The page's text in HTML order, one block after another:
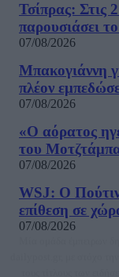
Τσίπρας: Στις
παρουσιάσει
07/08/2026
Μπακογιάννη
πλέον
07/08/2026
«Ο αόρατος
του
07/08/2026
WSJ: Ο Πούτιν
επίθεση σε
07/08/2026